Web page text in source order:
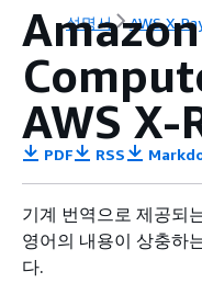
설명서 AWS X-
AWS X-
PDF RSS
기계 번역으로 제공되
영어의 내용이 상충하
다.